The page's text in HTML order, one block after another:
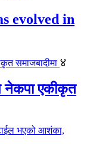
evolved in
४
नेकपा एकीकृत